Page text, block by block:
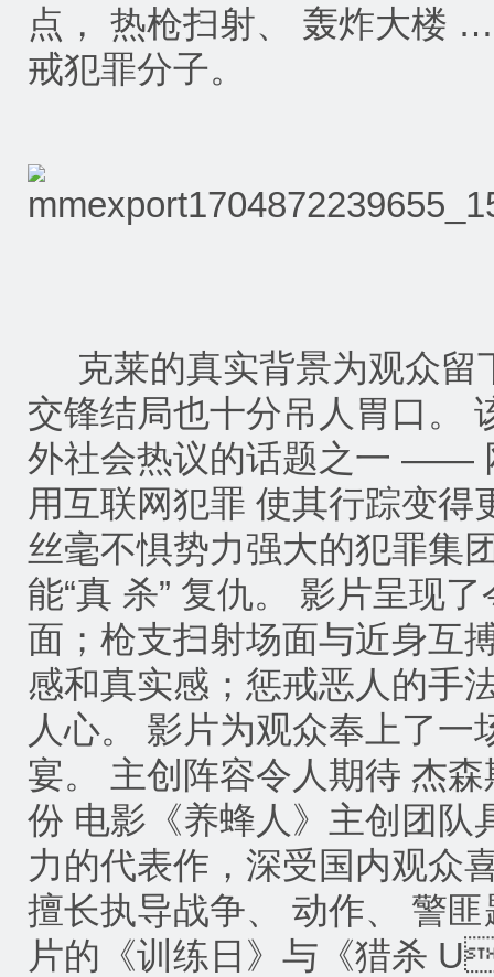
点， 热枪扫射、 轰炸大楼
戒犯罪分子。
克莱的真实背景为观众留
交锋结局也十分吊人胃口。
外社会热议的话题之一 ——
用互联网犯罪 使其行踪变得
丝毫不惧势力强大的犯罪集
能“真 杀” 复仇。 影片呈现
面；枪支扫射场面与近身互
感和真实感；惩戒恶人的手
人心。 影片为观众奉上了一
宴。 主创阵容令人期待 杰
份 电影《养蜂人》主创团队
力的代表作，深受国内观众
擅长执导战争、 动作、 警
片的《训练日》与《猎杀